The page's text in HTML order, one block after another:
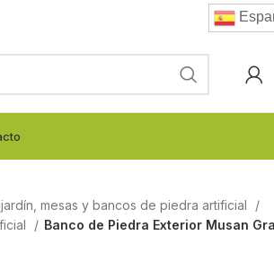
mesas y bancos de piedra artificial
Banco de Piedra Exterior Musan